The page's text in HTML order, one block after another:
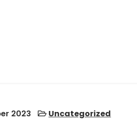
2023 Uncategorized